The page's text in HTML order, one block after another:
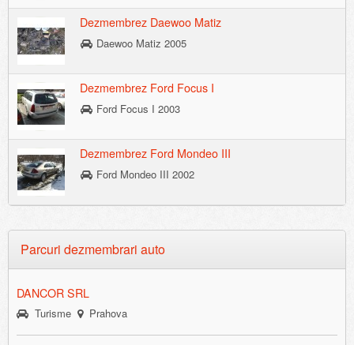
Dezmembrez Daewoo Matiz
Daewoo Matiz 2005
Dezmembrez Ford Focus I
Ford Focus I 2003
Dezmembrez Ford Mondeo III
Ford Mondeo III 2002
Parcuri dezmembrari auto
DANCOR SRL
Turisme Prahova